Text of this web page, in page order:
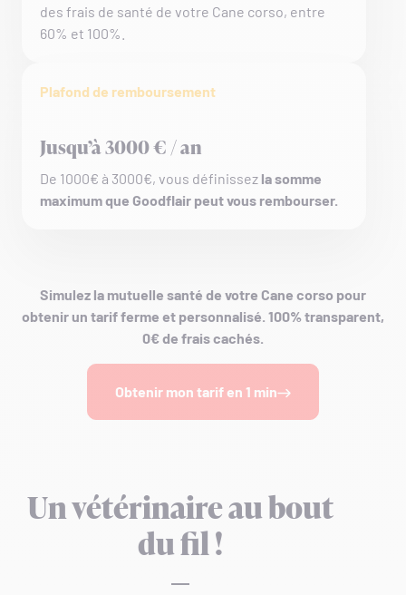
des frais de santé de votre Cane corso, entre
60% et 100%.
Plafond de remboursement
Jusqu’à 3000 € / an
De 1000€ à 3000€, vous définissez la somme
maximum que Goodflair peut vous rembourser.
Simulez la mutuelle santé de votre Cane corso pour
obtenir un tarif ferme et personnalisé. 100% transparent,
0€ de frais cachés.
Obtenir mon tarif en 1 min
Un vétérinaire au bout
du fil !